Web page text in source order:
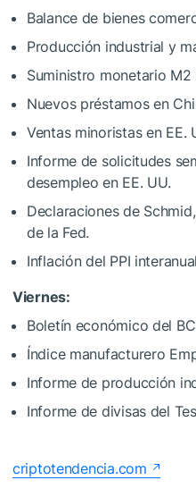
Balance de bienes
Producción industrial y
Suministro monetario M2
Nuevos préstamos en
Ventas minoristas en EE.
Informe de solicitudes
desempleo en EE. UU.
Declaraciones de
de la Fed.
Inflación del PPI
Viernes:
Boletín económico del
Índice manufacturero
Informe de producción
Informe de divisas del
criptotendencia.com